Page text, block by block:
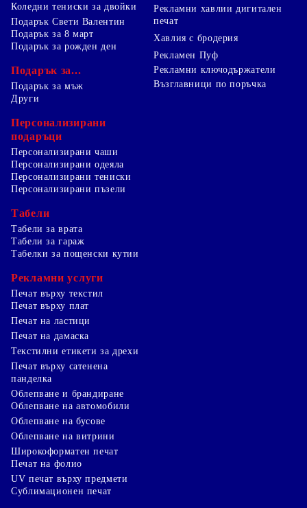
Коледни тениски за двойки
Подарък Свети Валентин
Подарък за 8 март
Подарък за рожден ден
Подарък за...
Подарък за мъж
Рекламни хавлии дигитален
печат
Хавлия с бродерия
Рекламен Пуф
Рекламни ключодържатели
Възглавници по поръчка
Други
Персонализирани
подаръци
Персонализирани чаши
Персонализирани одеяла
Персонализирани тениски
Персонализирани пъзели
Табели
Табели за врата
Табели за гараж
Табелки за пощенски кутии
Рекламни услуги
Печат върху текстил
Печат върху плат
Печат на ластици
Печат на дамаска
Текстилни етикети за дрехи
Печат върху сатенена
панделка
Облепване и брандиране
Облепване на автомобили
Облепване на бусове
Облепване на витрини
Широкоформатен печат
Печат на фолио
UV печат върху предмети
Сублимационен печат